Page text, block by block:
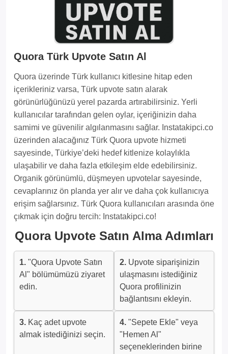
Quora Türk Upvote Satın Al
Quora üzerinde Türk kullanıcı kitlesine hitap eden
içerikleriniz varsa, Türk upvote satın alarak
görünürlüğünüzü yerel pazarda artırabilirsiniz. Yerli
kullanıcılar tarafından gelen oylar, içeriğinizin daha
samimi ve güvenilir algılanmasını sağlar. Instatakipci.co
üzerinden alacağınız Türk Quora upvote hizmeti
sayesinde, Türkiye’deki hedef kitlenize kolaylıkla
ulaşabilir ve daha fazla etkileşim elde edebilirsiniz.
Organik görünümlü, düşmeyen upvotelar sayesinde,
cevaplarınız ön planda yer alır ve daha çok kullanıcıya
erişim sağlarsınız. Türk Quora kullanıcıları arasında öne
çıkmak için doğru tercih: Instatakipci.co!
Quora Upvote Satın Alma Adımları
1. "Quora Upvote Satın
Al" bölümümüzü ziyaret
edin.
2. Upvote siparişinizin
ulaşmasını istediğiniz
Quora profilinizin
bağlantısını ekleyin.
3. Kaç adet upvote
almak istediğinizi seçin.
4. "Sepete Ekle" veya
"Hemen Al"
seçeneklerinden birine